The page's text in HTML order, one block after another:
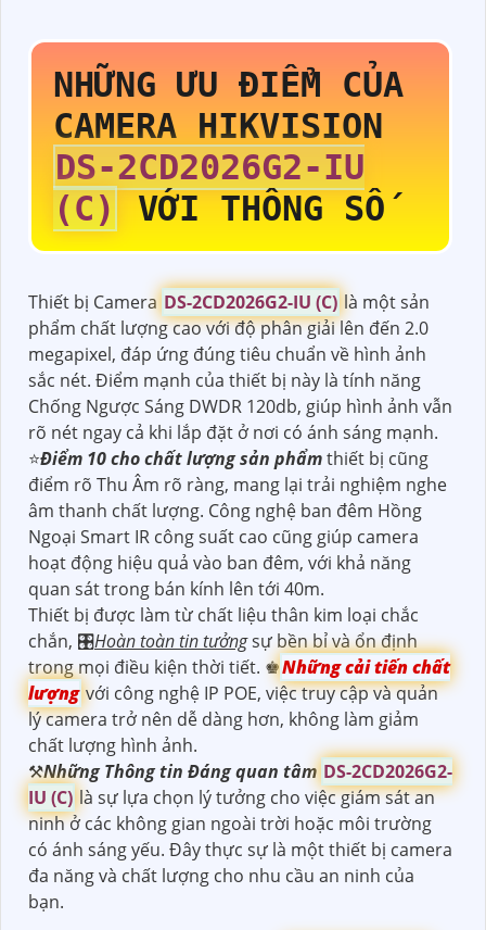
NHỮNG ƯU ĐIỂM CỦA
CAMERA HIKVISION
DS-2CD2026G2-IU
(C)
VỚI THÔNG SỐ
Thiết bị Camera DS-2CD2026G2-IU (C) là một sản
phẩm chất lượng cao với độ phân giải lên đến 2.0
megapixel, đáp ứng đúng tiêu chuẩn về hình ảnh
sắc nét. Điểm mạnh của thiết bị này là tính năng
Chống Ngược Sáng DWDR 120db, giúp hình ảnh vẫn
rõ nét ngay cả khi lắp đặt ở nơi có ánh sáng mạnh.
⭐Điểm 10 cho chất lượng sản phẩmthiết bị cũng
điểm rõ Thu Âm rõ ràng, mang lại trải nghiệm nghe
âm thanh chất lượng. Công nghệ ban đêm Hồng
Ngoại Smart IR công suất cao cũng giúp camera
hoạt động hiệu quả vào ban đêm, với khả năng
quan sát trong bán kính lên tới 40m.
Thiết bị được làm từ chất liệu thân kim loại chắc
chắn, 🎛Hoàn toàn tin tưởngsự bền bỉ và ổn định
trong mọi điều kiện thời tiết. ♚Những cải tiến chất
lượng với công nghệ IP POE, việc truy cập và quản
lý camera trở nên dễ dàng hơn, không làm giảm
chất lượng hình ảnh.
⚒Những Thông tin Đáng quan tâm DS-2CD2026G2-
IU (C) là sự lựa chọn lý tưởng cho việc giám sát an
ninh ở các không gian ngoài trời hoặc môi trường
có ánh sáng yếu. Đây thực sự là một thiết bị camera
đa năng và chất lượng cho nhu cầu an ninh của
bạn.